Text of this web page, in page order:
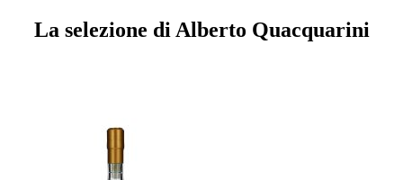
La selezione di Alberto Quacquarini